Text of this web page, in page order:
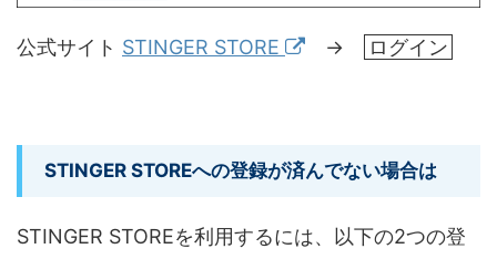
公式サイト STINGER STORE → ログイン
STINGER STOREへの登録が済んでない場合は
STINGER STOREを利用するには、以下の2つの登